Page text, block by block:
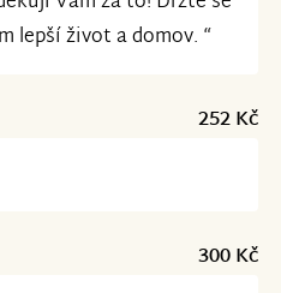
lepší život a domov. “
252 Kč
300 Kč